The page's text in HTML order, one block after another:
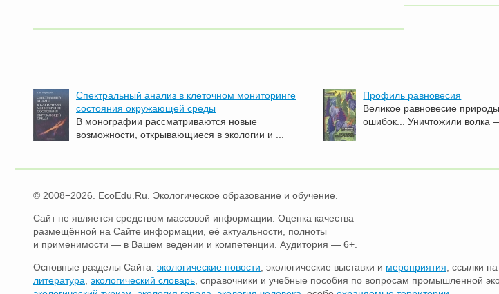
Спектральный анализ в клеточном мониторинге
состояния окружающей среды
В монографии рассматриваются новые
возможности, открывающиеся в экологии и ...
Профиль равновесия
Великое равновесие
ошибок... Уничтожили волка
© 2008−2026. EcoEdu.Ru. Экологическое образование и обучение.
Сайт не является средством массовой информации. Оценка качества
размещённой на Сайте информации, её актуальности, полноты
и применимости — в Вашем ведении и компетенции. Аудитория — 6+.
Основные разделы Сайта: экологические новости, экологические выставки и мероприятия, ссылки на
литература, экологический словарь, справочники и учебные пособия по вопросам промышленной